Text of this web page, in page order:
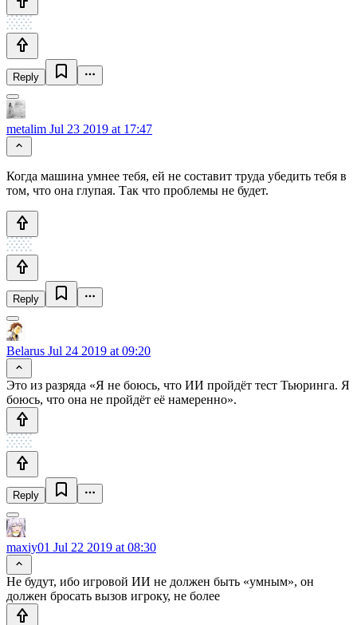
Reply
metalim Jul 23 2019 at 17:47
Когда машина умнее тебя, ей не составит труда убедить тебя в
том, что она глупая. Так что проблемы не будет.
Reply
Belarus Jul 24 2019 at 09:20
Это из разряда «Я не боюсь, что ИИ пройдёт тест Тьюринга. Я
боюсь, что она не пройдёт её намеренно».
Reply
maxiy01 Jul 22 2019 at 08:30
Не будут, ибо игровой ИИ не должен быть «умным», он
должен бросать вызов игроку, не более